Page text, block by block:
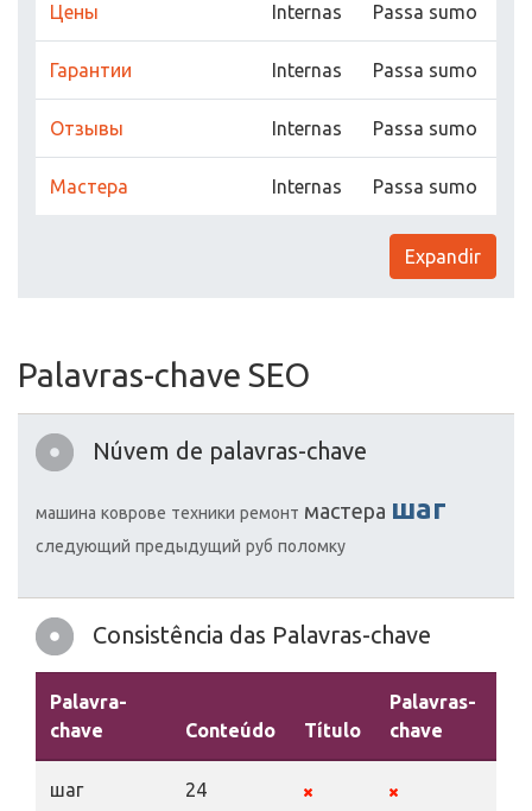
Цены Internas Passa sumo
Гарантии Internas Passa sumo
Отзывы Internas Passa sumo
Мастера Internas Passa sumo
Expandir
Palavras-chave SEO
Núvem de palavras-chave
машина коврове техники ремонт мастера шаг
следующий предыдущий руб поломку
Consistência das Palavras-chave
Palavra-
chave
Conteúdo Título
Palavras-
chave
шаг 24